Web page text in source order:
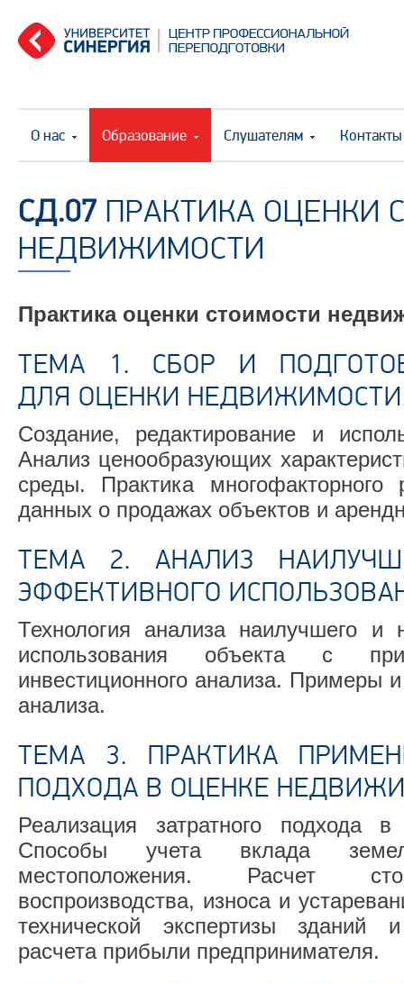
О нас Образование Слушателям Контакты
СД.07 ПРАКТИКА ОЦЕНКИ
НЕДВИЖИМОСТИ
Практика оценки стоимости
ТЕМА 1. СБОР И
ДЛЯ ОЦЕНКИ
Создание, редактирование и
Анализ ценообразующих
среды. Практика многофакторного
данных о продажах объектов и
ТЕМА 2. АНАЛИЗ
ЭФФЕКТИВНОГО
Технология анализа наилучшего и
использования объекта с
инвестиционного анализа. Примеры
анализа.
ТЕМА 3. ПРАКТИКА
ПОДХОДА В ОЦЕНКЕ
Реализация затратного подхода
Способы учета вклада
местоположения. Расчет
воспроизводства, износа и
технической экспертизы зданий
расчета прибыли предпринимателя.